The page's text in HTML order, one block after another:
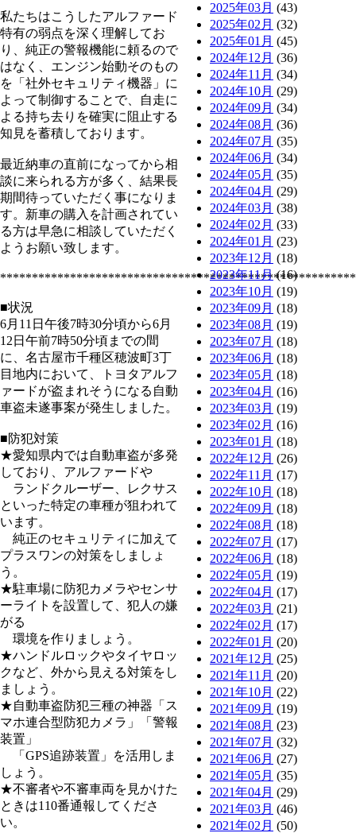
私たちはこうしたアルファード
特有の弱点を深く理解してお
り、純正の警報機能に頼るので
はなく、エンジン始動そのもの
を「社外セキュリティ機器」に
よって制御することで、自走に
よる持ち去りを確実に阻止する
知見を蓄積しております。
最近納車の直前になってから相
談に来られる方が多く、結果長
期間待っていただく事になりま
す。新車の購入を計画されてい
る方は早急に相談していただく
ようお願い致します。
■状況
6月11日午後7時30分頃から6月
12日午前7時50分頃までの間
に、名古屋市千種区穂波町3丁
目地内において、トヨタアルフ
ァードが盗まれそうになる自動
車盗未遂事案が発生しました。
■防犯対策
★愛知県内では自動車盗が多発
しており、アルファードや
ランドクルーザー、レクサス
といった特定の車種が狙われて
います。
純正のセキュリティに加えて
プラスワンの対策をしましょ
う。
★駐車場に防犯カメラやセンサ
ーライトを設置して、犯人の嫌
がる
環境を作りましょう。
★ハンドルロックやタイヤロッ
クなど、外から見える対策をし
ましょう。
★自動車盗防犯三種の神器「ス
マホ連合型防犯カメラ」「警報
装置」
「GPS追跡装置」を活用しま
しょう。
★不審者や不審車両を見かけた
ときは110番通報してくださ
い。
2025年03月 (43)
2025年02月 (32)
2025年01月 (45)
2024年12月 (36)
2024年11月 (34)
2024年10月 (29)
2024年09月 (34)
2024年08月 (36)
2024年07月 (35)
2024年06月 (34)
2024年05月 (35)
2024年04月 (29)
2024年03月 (38)
2024年02月 (33)
2024年01月 (23)
2023年12月 (18)
2023年11月(16)
2023年10月 (19)
2023年09月 (18)
2023年08月 (19)
2023年07月 (18)
2023年06月 (18)
2023年05月 (18)
2023年04月 (16)
2023年03月 (19)
2023年02月 (16)
2023年01月 (18)
2022年12月 (26)
2022年11月 (17)
2022年10月 (18)
2022年09月 (18)
2022年08月 (18)
2022年07月 (17)
2022年06月 (18)
2022年05月 (19)
2022年04月 (17)
2022年03月 (21)
2022年02月 (17)
2022年01月 (20)
2021年12月 (25)
2021年11月 (20)
2021年10月 (22)
2021年09月 (19)
2021年08月 (23)
2021年07月 (32)
2021年06月 (27)
2021年05月 (35)
2021年04月 (29)
2021年03月 (46)
2021年02月 (50)